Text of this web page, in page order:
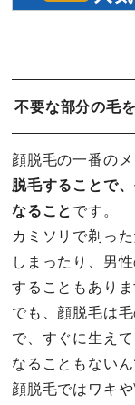
不要な部分の毛
顔脱毛の一番の
脱毛することで
なること です。
カミソリで剃っ
しまったり、男
することもありま
でも、顔脱毛は
で、すぐに生え
なることもないん
顔脱毛ではワキ